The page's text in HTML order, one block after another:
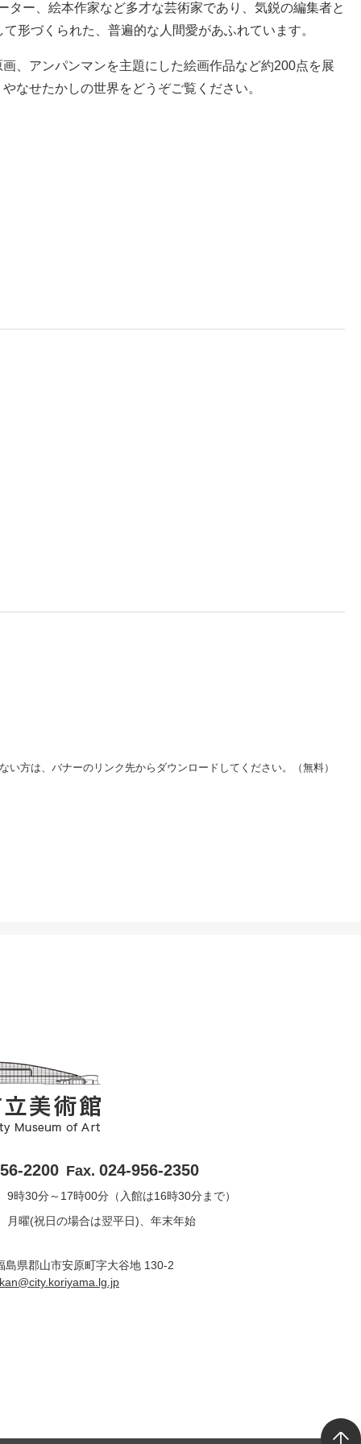
ー、絵本作家など多才な芸術家であり、気鋭の編集者と
形づくられた、普遍的な人間愛があふれています。
、アンパンマンを主題にした絵画作品など約200点を展
なせたかしの世界をどうぞご覧ください。
い方は、バナーのリンク先からダウンロードしてください。（無料）
2200 Fax. 024-956-2350
9時30分～17時00分（入館は16時30分まで）
月曜(祝日の場合は翌平日)、年末年始
島県郡山市安原町字大谷地 130-2
T